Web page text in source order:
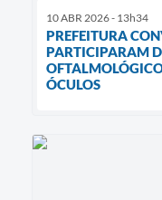
10 ABR 2026 - 13h34
PREFEITURA
PARTICIPARAM
ÓCULOS